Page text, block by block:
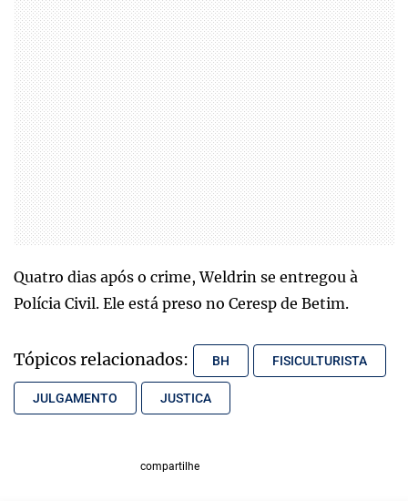
Quatro dias após o crime, Weldrin se entregou à
Polícia Civil. Ele está preso no Ceresp de Betim.
Tópicos relacionados: BH FISICULTURISTA
JULGAMENTO JUSTICA
compartilhe